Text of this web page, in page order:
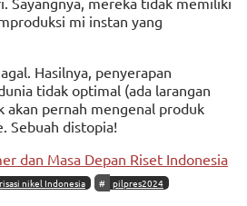
mi instan yang
Hasilnya, penyerapan
tidak optimal (ada larangan
akan pernah mengenal produk
Sebuah distopia!
dan Masa Depan Riset Indonesia
nikel Indonesia pilpres2024